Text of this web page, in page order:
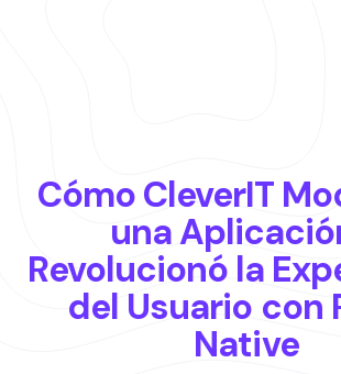
Cómo CleverIT
una
Revolucionó la
del Usuario con
Native